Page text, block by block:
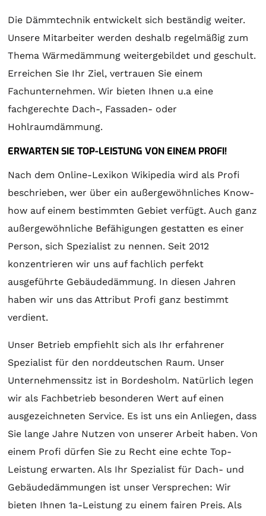
Die Dämmtechnik entwickelt sich beständig weiter.
Unsere Mitarbeiter werden deshalb regelmäßig zum
Thema Wärmedämmung weitergebildet und geschult.
Erreichen Sie Ihr Ziel, vertrauen Sie einem
Fachunternehmen. Wir bieten Ihnen u.a eine
fachgerechte Dach-, Fassaden- oder
Hohlraumdämmung.
ERWARTEN SIE TOP-LEISTUNG VON EINEM PROFI!
Nach dem Online-Lexikon Wikipedia wird als Profi
beschrieben, wer über ein außergewöhnliches Know-
how auf einem bestimmten Gebiet verfügt. Auch ganz
außergewöhnliche Befähigungen gestatten es einer
Person, sich Spezialist zu nennen. Seit 2012
konzentrieren wir uns auf fachlich perfekt
ausgeführte Gebäudedämmung. In diesen Jahren
haben wir uns das Attribut Profi ganz bestimmt
verdient.
Unser Betrieb empfiehlt sich als Ihr erfahrener
Spezialist für den norddeutschen Raum. Unser
Unternehmenssitz ist in Bordesholm. Natürlich legen
wir als Fachbetrieb besonderen Wert auf einen
ausgezeichneten Service. Es ist uns ein Anliegen, dass
Sie lange Jahre Nutzen von unserer Arbeit haben. Von
einem Profi dürfen Sie zu Recht eine echte Top-
Leistung erwarten. Als Ihr Spezialist für Dach- und
Gebäudedämmungen ist unser Versprechen: Wir
bieten Ihnen 1a-Leistung zu einem fairen Preis. Als